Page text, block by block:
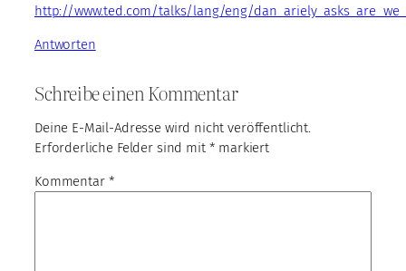
http://www.ted.com/talks/lang/eng/
Antworten
Schreibe einen Kommentar
Deine E-Mail-Adresse wird nicht veröffentlicht.
Erforderliche Felder sind mit * markiert
Kommentar *